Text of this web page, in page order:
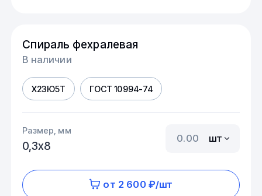
Спираль фехралевая
В наличии
Х23Ю5Т ГОСТ 10994-74
Размер, мм
0,3х8
шт
от 2 600 ₽/шт